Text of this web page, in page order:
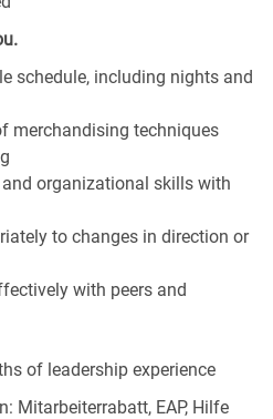
schedule, including nights and
merchandising techniques
organizational skills with
to changes in direction or
with peers and
of leadership experience
Mitarbeiterrabatt, EAP, Hilfe